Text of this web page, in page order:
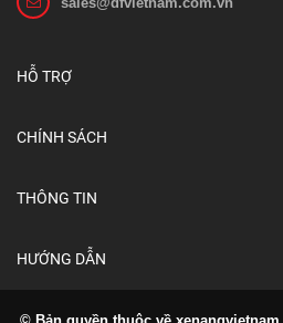
HỖ TRỢ
CHÍNH SÁCH
THÔNG TIN
HƯỚNG DẪN
© Bản quyền thuộc về